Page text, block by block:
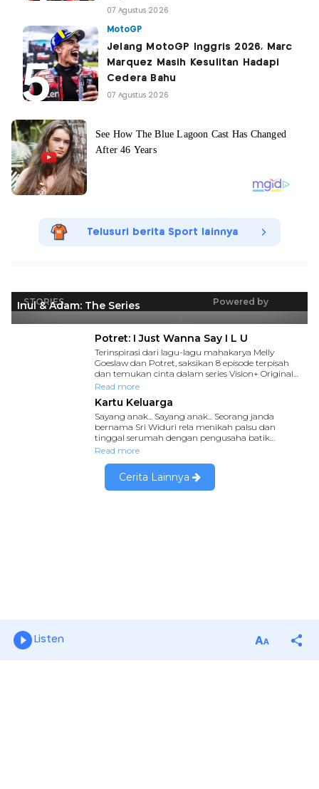
07 Agustus 2026
MotoGP
Jelang MotoGP Inggris 2026, Marc
Marquez Masih Kesulitan Hadapi
Cedera Bahu
07 Agustus 2026
Telusuri berita Sport lainnya
Listen